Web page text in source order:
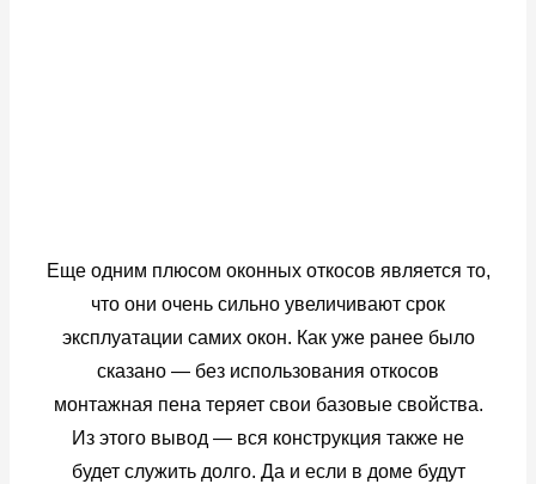
Еще одним плюсом оконных откосов является то,
что они очень сильно увеличивают срок
эксплуатации самих окон. Как уже ранее было
сказано — без использования откосов
монтажная пена теряет свои базовые свойства.
Из этого вывод — вся конструкция также не
будет служить долго. Да и если в доме будут